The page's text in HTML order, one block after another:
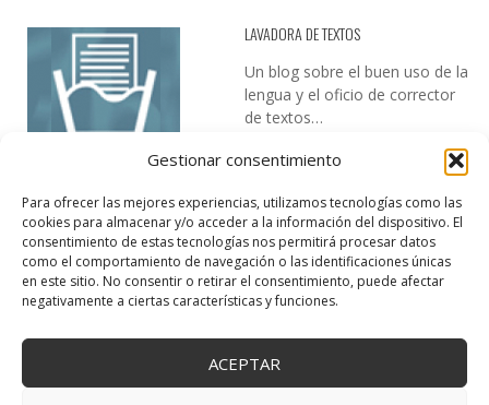
Gestionar consentimiento
Para ofrecer las mejores experiencias, utilizamos tecnologías como las
cookies para almacenar y/o acceder a la información del dispositivo. El
consentimiento de estas tecnologías nos permitirá procesar datos
como el comportamiento de navegación o las identificaciones únicas
en este sitio. No consentir o retirar el consentimiento, puede afectar
negativamente a ciertas características y funciones.
ACEPTAR
LAVADORA DE TEXTOS
Un blog sobre el buen uso de la
lengua y el oficio de corrector
de textos…
DESIREE MARTÍN